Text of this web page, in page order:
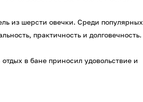
из шерсти овечки. Среди популярных
практичность и долговечность.
в бане приносил удовольствие и